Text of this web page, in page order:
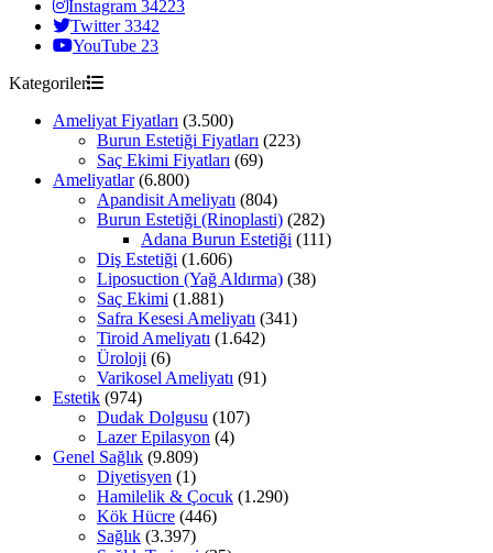
Instagram 34223
Twitter 3342
YouTube 23
Kategoriler
Ameliyat Fiyatları (3.500)
Burun Estetiği Fiyatları (223)
Saç Ekimi Fiyatları (69)
Ameliyatlar(6.800)
Apandisit Ameliyatı (804)
Burun Estetiği (Rinoplasti) (282)
Adana Burun Estetiği (111)
Diş Estetiği (1.606)
Liposuction (Yağ Aldırma) (38)
Saç Ekimi (1.881)
Safra Kesesi Ameliyatı (341)
Tiroid Ameliyatı (1.642)
Üroloji (6)
Varikosel Ameliyatı (91)
Estetik (974)
Dudak Dolgusu (107)
Lazer Epilasyon (4)
Genel Sağlık (9.809)
Diyetisyen (1)
Hamilelik & Çocuk (1.290)
Kök Hücre (446)
Sağlık (3.397)